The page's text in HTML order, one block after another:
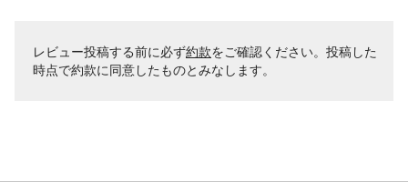
レビュー投稿する前に必ず約款をご確認ください。投稿した
時点で約款に同意したものとみなします。